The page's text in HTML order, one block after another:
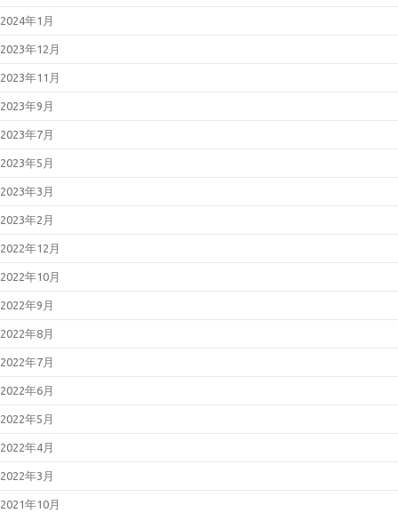
いて（JVN#66473735）
2026年03月11日
脆弱性対策について(2026年3月)
2026年03月11日
および Reader の脆弱性対策につ
いて(2026年3月)
2026年02月25日
エンドポイントマネージャー オン
プレミス版」におけるパストラバ
ーサルの脆弱性について
（JVN#79096585）
2026年02月13日
けるOSコマンドインジェクション
の脆弱性について
2026年02月12日
2026年01月23日
13878）
弱性対策について(2026年1月)
Email Gatewayの脆弱性対策につ
2026年01月14日
2025年12月23日
(CVE-2025-14733)
ける認証回避の脆弱性について
2025年12月12日
性について（CVE-2025-55182）
2024年1月
2023年12月
2023年11月
2023年9月
2023年7月
2023年5月
2023年3月
2023年2月
2022年12月
2022年10月
2022年9月
2022年8月
2022年7月
2022年6月
2022年5月
2022年4月
2022年3月
2021年10月